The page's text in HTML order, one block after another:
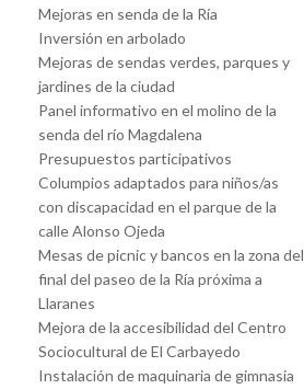
Mejoras en senda de la Ría
Inversión en arbolado
Mejoras de sendas verdes, parques y
jardines de la ciudad
Panel informativo en el molino de la
senda del río Magdalena
Presupuestos participativos
Columpios adaptados para niños/as
con discapacidad en el parque de la
calle Alonso Ojeda
Mesas de picnic y bancos en la zona del
final del paseo de la Ría próxima a
Llaranes
Mejora de la accesibilidad del Centro
Sociocultural de El Carbayedo
Instalación de maquinaria de gimnasia